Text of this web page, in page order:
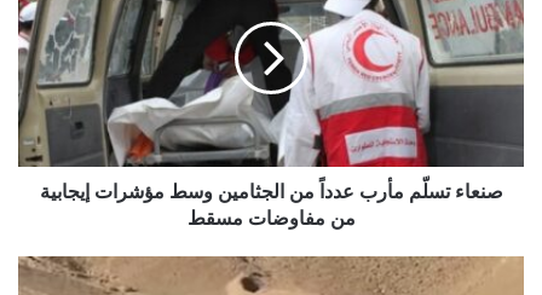
مأرب
عدداً
من
الجثامين
إيجابية
صنعاء تسلّم مأرب عدداً من الجثامين وسط مؤشرات إيجابية
من مفاوضات مسقط
التوتر